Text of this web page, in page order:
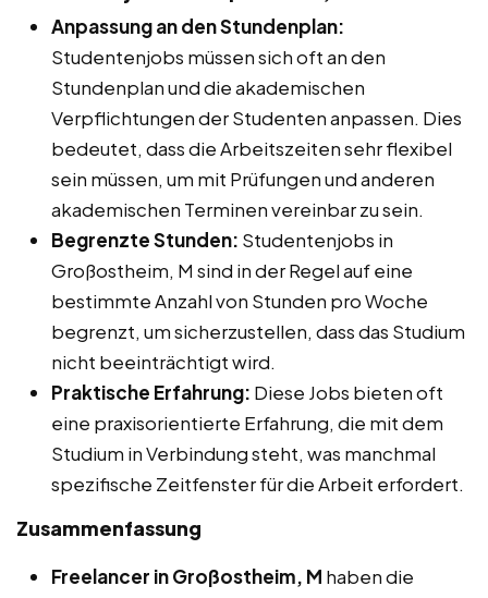
Anpassung an den Stundenplan:
Studentenjobs müssen sich oft an den
Stundenplan und die akademischen
Verpflichtungen der Studenten anpassen. Dies
bedeutet, dass die Arbeitszeiten sehr flexibel
sein müssen, um mit Prüfungen und anderen
akademischen Terminen vereinbar zu sein.
Begrenzte Stunden: Studentenjobs in
Großostheim, M sind in der Regel auf eine
bestimmte Anzahl von Stunden pro Woche
begrenzt, um sicherzustellen, dass das Studium
nicht beeinträchtigt wird.
Praktische Erfahrung: Diese Jobs bieten oft
eine praxisorientierte Erfahrung, die mit dem
Studium in Verbindung steht, was manchmal
spezifische Zeitfenster für die Arbeit erfordert.
Zusammenfassung
Freelancer in Großostheim, M haben die